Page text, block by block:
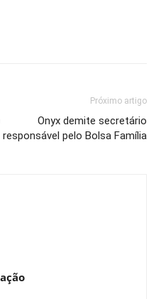
Próximo artigo
Onyx demite secretário
responsável pelo Bolsa Família